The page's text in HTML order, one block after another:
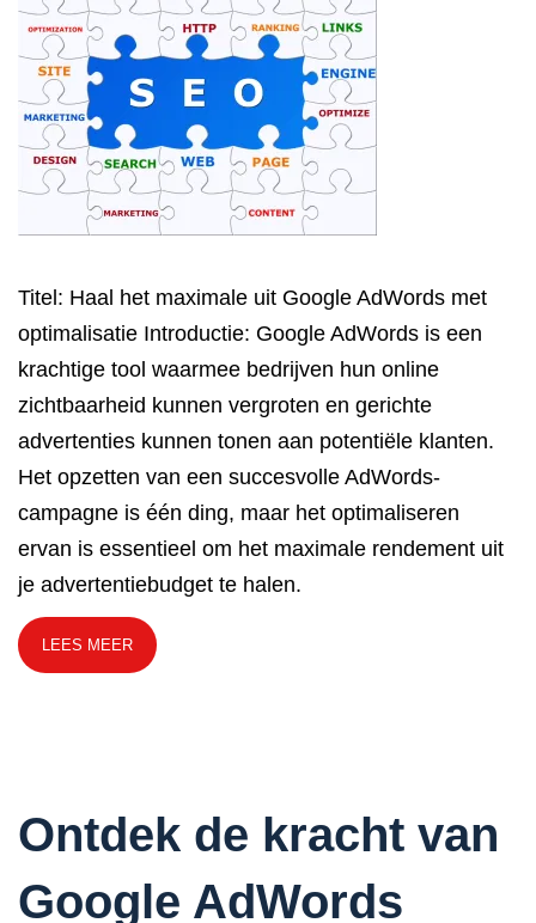
Titel: Haal het maximale uit Google AdWords met
optimalisatie Introductie: Google AdWords is een
krachtige tool waarmee bedrijven hun online
zichtbaarheid kunnen vergroten en gerichte
advertenties kunnen tonen aan potentiële klanten.
Het opzetten van een succesvolle AdWords-
campagne is één ding, maar het optimaliseren
ervan is essentieel om het maximale rendement uit
je advertentiebudget te halen.
LEES MEER
Ontdek de kracht van
Google AdWords